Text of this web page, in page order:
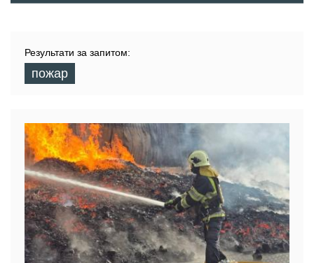
Результати за запитом:
пожар